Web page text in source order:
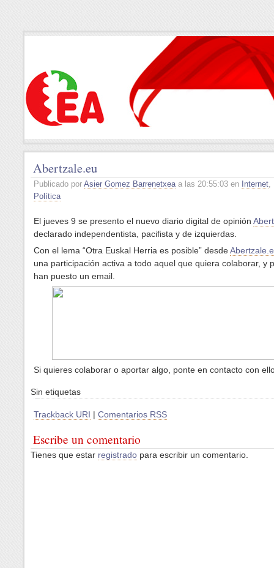
Abertzale.eu
Publicado por Asier Gomez Barrenetxeaa las 20:55:03 en Internet,
Política
El jueves 9 se presento el nuevo diario digital de opinión
declarado independentista, pacifista y de izquierdas.
Con el lema “Otra Euskal Herria es posible” desde
una participación activa a todo aquel que quiera colaborar, y
han puesto un email.
Si quieres colaborar o aportar algo, ponte en contacto con
Sin etiquetas
Trackback URI | Comentarios RSS
Escribe un comentario
Tienes que estar registrado para escribir un comentario.